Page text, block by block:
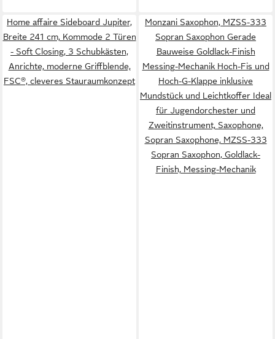
Home affaire Sideboard Jupiter,
Breite 241 cm, Kommode 2 Türen
- Soft Closing, 3 Schubkästen,
Anrichte, moderne Griffblende,
FSC®, cleveres Stauraumkonzept
Monzani Saxophon, MZSS-333
Sopran Saxophon Gerade
Bauweise Goldlack-Finish
Messing-Mechanik Hoch-Fis und
Hoch-G-Klappe inklusive
Mundstück und Leichtkoffer Ideal
für Jugendorchester und
Zweitinstrument, Saxophone,
Sopran Saxophone, MZSS-333
Sopran Saxophon, Goldlack-
Finish, Messing-Mechanik